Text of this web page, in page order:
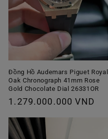
Đồng Hồ Audemars Piguet Royal
Oak Chronograph 41mm Rose
Gold Chocolate Dial 26331OR
Giá
thường
1.279.000.000 VND